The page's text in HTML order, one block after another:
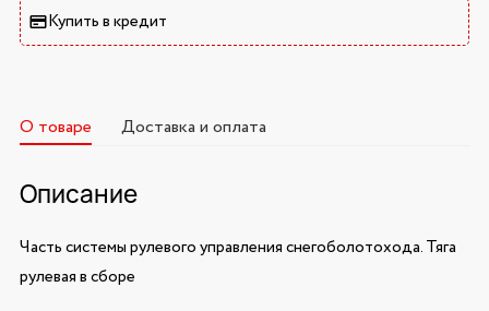
Купить в кредит
О товаре Доставка и оплата
Описание
Часть системы рулевого управления снегоболотохода. Тяга
рулевая в сборе